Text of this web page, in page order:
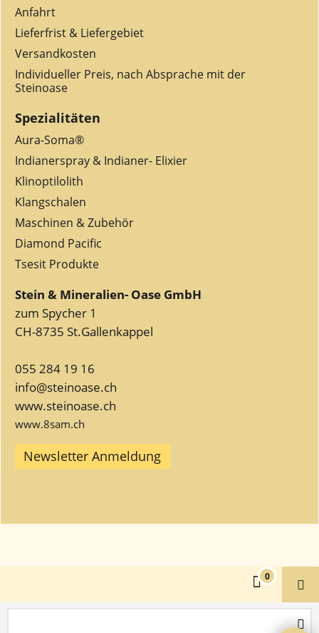
Anfahrt
Lieferfrist & Liefergebiet
Versandkosten
Individueller Preis, nach Absprache mit der
Steinoase
Spezialitäten
Aura-Soma®
Indianerspray & Indianer- Elixier
Klinoptilolith
Klangschalen
Maschinen & Zubehör
Diamond Pacific
Tsesit Produkte
Stein & Mineralien- Oase GmbH
zum Spycher 1
CH-8735 St.Gallenkappel
055 284 19 16
info@steinoase.ch
www.steinoase.ch
www.8sam.ch
Newsletter Anmeldung
0